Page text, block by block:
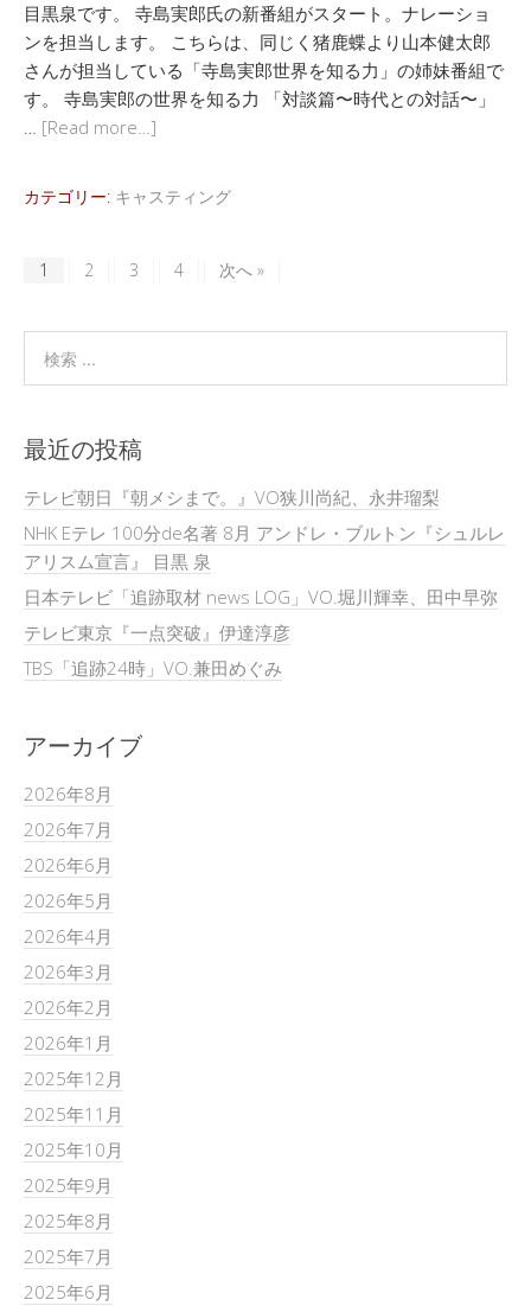
目黒泉です。 寺島実郎氏の新番組がスタート。ナレーショ
ンを担当します。 こちらは、同じく猪鹿蝶より山本健太郎
さんが担当している「寺島実郎世界を知る力」の姉妹番組で
す。 寺島実郎の世界を知る力 「対談篇〜時代との対話〜」
… [Read more…]
カテゴリー: キャスティング
1 2 3 4 次へ »
最近の投稿
テレビ朝日『朝メシまで。』VO狭川尚紀、永井瑠梨
NHK Eテレ 100分de名著 8月 アンドレ・ブルトン『シュルレ
アリスム宣言』 目黒 泉
日本テレビ「追跡取材 news LOG」VO.堀川輝幸、田中早弥
テレビ東京『一点突破』伊達淳彦
TBS「追跡24時」VO.兼田めぐみ
アーカイブ
2026年8月
2026年7月
2026年6月
2026年5月
2026年4月
2026年3月
2026年2月
2026年1月
2025年12月
2025年11月
2025年10月
2025年9月
2025年8月
2025年7月
2025年6月